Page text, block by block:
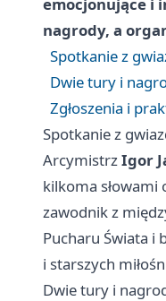
nagrody, a
Spotkanie z
Dwie tury i
Zgłoszenia i
Spotkanie z
ArcymistrzIgor
kilkoma
zawodnik z
Pucharu Świata i
i starszych
Dwie tury i